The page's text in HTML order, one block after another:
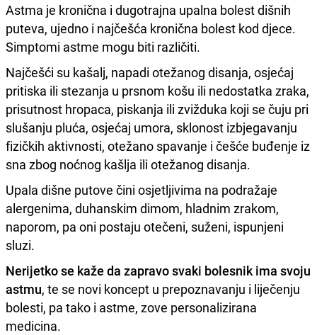
Astma je kronična i dugotrajna upalna bolest dišnih
puteva, ujedno i najčešća kronična bolest kod djece.
Simptomi astme mogu biti različiti.
Najčešći su kašalj, napadi otežanog disanja, osjećaj
pritiska ili stezanja u prsnom košu ili nedostatka zraka,
prisutnost hropaca, piskanja ili zvižduka koji se čuju pri
slušanju pluća, osjećaj umora, sklonost izbjegavanju
fizičkih aktivnosti, otežano spavanje i češće buđenje iz
sna zbog noćnog kašlja ili otežanog disanja.
Upala dišne putove čini osjetljivima na podražaje
alergenima, duhanskim dimom, hladnim zrakom,
naporom, pa oni postaju otečeni, suženi, ispunjeni
sluzi.
Nerijetko se kaže da zapravo svaki bolesnik ima svoju
astmu, te se novi koncept u prepoznavanju i liječenju
bolesti, pa tako i astme, zove personalizirana
medicina.